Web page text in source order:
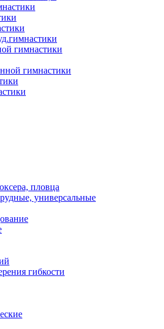
гимнастики
гимнастики
пловца
универсальные
гибкости